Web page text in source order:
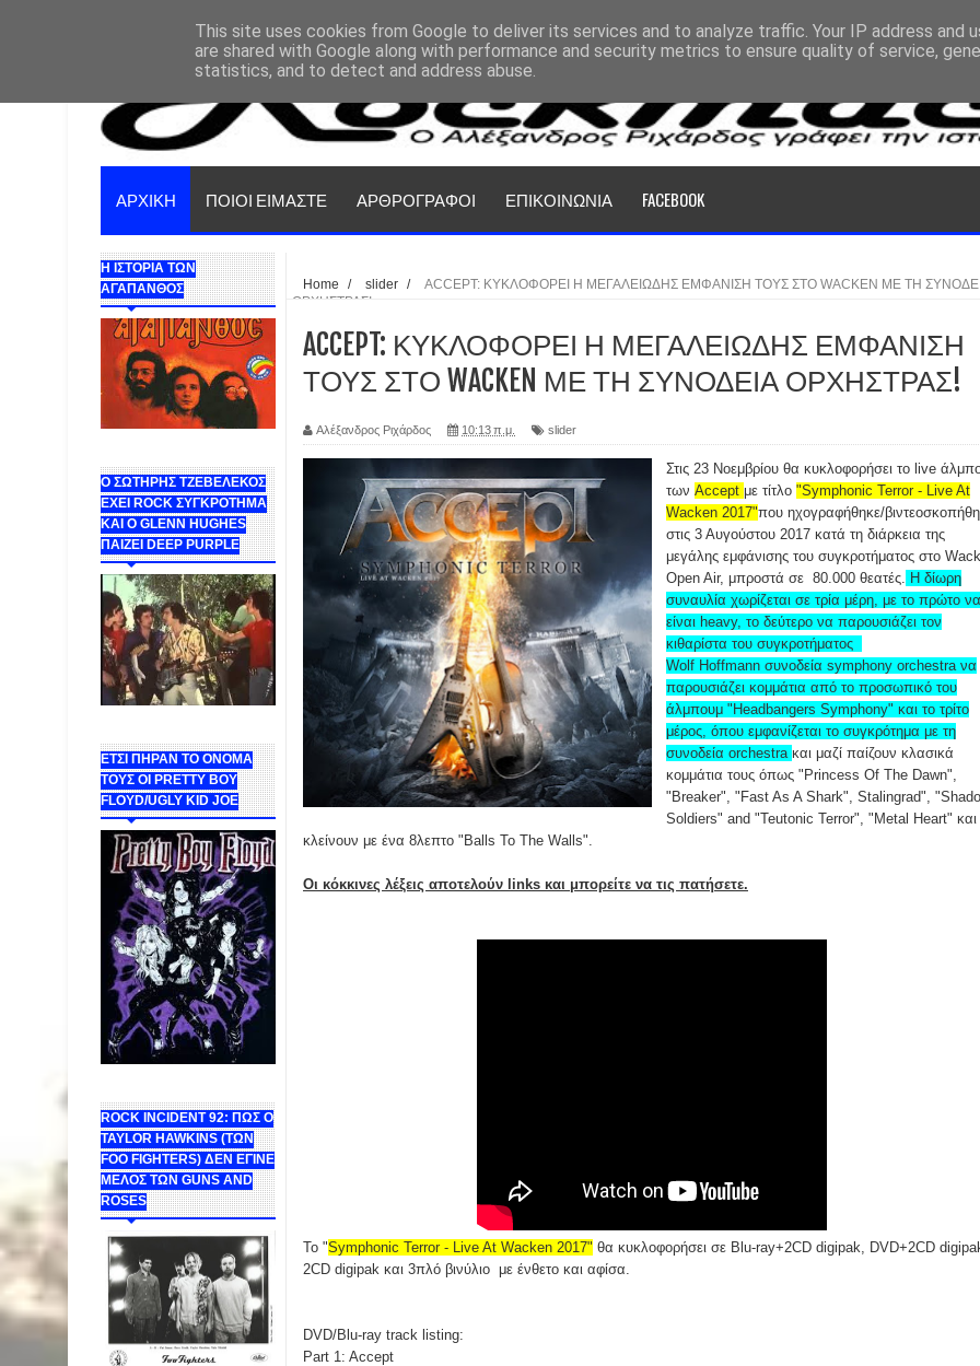
ΑΡΧΙΚΗ ΠΟΙΟΙ ΕΙΜΑΣΤΕ ΑΡΘΡΟΓΡΑΦΟΙ ΕΠΙΚΟΙΝΩΝΙΑ FACEBOOK
Η ΙΣΤΟΡΙΑ ΤΩΝ
ΑΓΑΠΑΝΘΟΣ
Ο ΣΩΤΗΡΗΣ ΤΖΕΒΕΛΕΚΟΣ
ΕΧΕΙ ROCK ΣΥΓΚΡΟΤΗΜΑ
ΚΑΙ Ο GLENN HUGHES
ΠΑΙΖΕΙ DEEP PURPLE
ΕΤΣΙ ΠΗΡΑΝ ΤΟ ΟΝΟΜΑ
ΤΟΥΣ ΟΙ PRETTY BOY
FLOYD/UGLY KID JOE
ROCK INCIDENT 92: ΠΩΣ Ο
TAYLOR HAWKINS (ΤΩΝ
FOO FIGHTERS) ΔΕΝ ΕΓΙΝΕ
ΜΕΛΟΣ ΤΩΝ GUNS AND
ROSES
Home / slider /
ACCEPT: ΚΥΚΛΟΦΟΡΕΙ Η ΜΕΓΑΛΕΙΩΔΗΣ ΕΜΦΑΝΙΣΗ ΤΟΥΣ ΣΤΟ WACKEN ΜΕ ΤΗ
ΟΡΧΗΣΤΡΑΣ!
ACCEPT: ΚΥΚΛΟΦΟΡΕΙ Η ΜΕΓΑΛΕΙΩΔΗΣ ΕΜΦΑΝΙΣΗ
ΤΟΥΣ ΣΤΟ WACKEN ΜΕ ΤΗ ΣΥΝΟΔΕΙΑ ΟΡΧΗΣΤΡΑΣ!
Αλέξανδρος Ριχάρδος 10:13 π.μ. slider
Στις 23 Νοεμβρίου θα κυκλοφορήσει το live
των Accept με τίτλο "Symphonic Terror - Live At
Wacken 2017"που ηχογραφήθηκε/
στις 3 Αυγούστου 2017 κατά τη διάρκεια της
μεγάλης εμφάνισης του συγκροτήματος στο
Open Air, μπροστά σε 80.000 θεατές. Η δίωρη
συναυλία χωρίζεται σε τρία μέρη, με το πρώτο να
είναι heavy, το δεύτερο να παρουσιάζει τον
κιθαρίστα του συγκροτήματος
Wolf Hoffmann συνοδεία symphony orchestra να
παρουσιάζει κομμάτια από το προσωπικό του
άλμπουμ "Headbangers Symphony" και το τρίτο
μέρος, όπου εμφανίζεται το συγκρότημα με τη
συνοδεία orchestra και μαζί παίζουν κλασικά
κομμάτια τους όπως "Princess Of The Dawn",
"Breaker", "Fast As A Shark", Stalingrad",
Soldiers" and "Teutonic Terror", "Metal Heart"
κλείνουν με ένα 8λεπτο "Balls To The Walls".
Οι κόκκινες λέξεις αποτελούν links και μπορείτε να τις πατήσετε.
Το "Symphonic Terror - Live At Wacken 2017" θα κυκλοφορήσει σε Blu-ray+2CD digipak, DVD+2CD
2CD digipak και 3πλό βινύλιο με ένθετο και αφίσα.
DVD/Blu-ray track listing:
Part 1: Accept
This site uses cookies from Google to deliver its services and to analyze traffic. Your IP address and
are shared with Google along with performance and security metrics to ensure quality of service,
statistics, and to detect and address abuse.